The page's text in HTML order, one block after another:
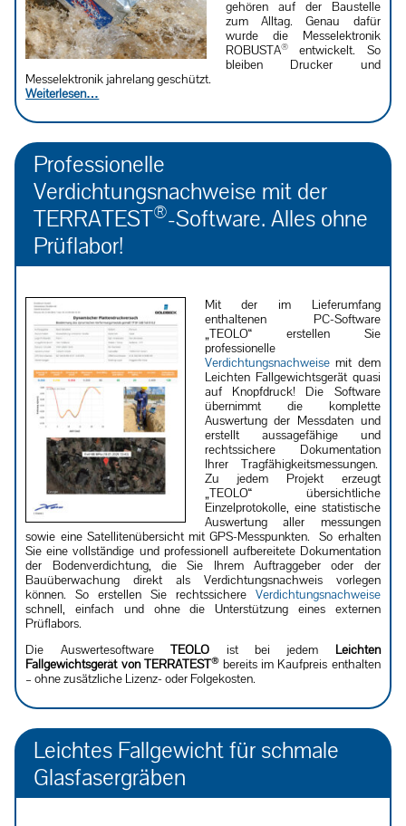
gehören auf der Baustelle
zum Alltag. Genau dafür
wurde die Messelektronik
ROBUSTA®entwickelt. So
bleiben Drucker und
Messelektronik jahrelang geschützt.
Weiterlesen…
Professionelle
Verdichtungsnachweise mit der
TERRATEST®-Software. Alles ohne
Prüflabor!
Mit der im Lieferumfang
enthaltenen PC-Software
„TEOLO“ erstellen Sie
professionelle
Verdichtungsnachweisemit dem
Leichten Fallgewichtsgerät quasi
auf Knopfdruck! Die Software
übernimmt die komplette
Auswertung der Messdaten und
erstellt aussagefähige und
rechtssichere Dokumentation
Ihrer Tragfähigkeits­messungen.
Zu jedem Projekt erzeugt
„TEOLO“ übersichtliche
Einzelprotokolle, eine statistische
Auswertung aller messungen
sowie eine Satellitenübersicht mit GPS-Messpunkten. So erhalten
Sie eine vollständige und professionell aufbereitete Dokumentation
der Bodenverdichtung, die Sie Ihrem Auftraggeber oder der
Bauüberwachung direkt als Verdichtungsnachweis vorlegen
können. So erstellen Sie rechtssichere Verdichtungsnachweise
schnell, einfach und ohne die Unterstützung eines externen
Prüflabors.
Die AuswertesoftwareTEOLO ist bei jedem Leichten
Fallgewichtsgerät von TERRATEST® bereits im Kaufpreis enthalten
– ohne zusätzliche Lizenz- oder Folgekosten.
Leichtes Fallgewicht für schmale
Glasfasergräben